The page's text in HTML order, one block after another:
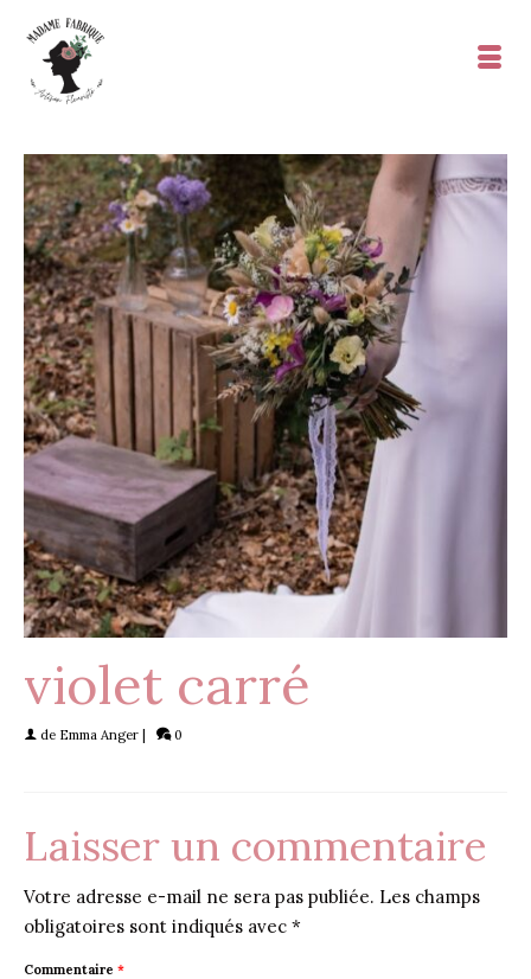
violet carré
de Emma Anger 0
Laisser un commentaire
Votre adresse e-mail ne sera pas publiée. Les champs
obligatoires sont indiqués avec *
Commentaire *